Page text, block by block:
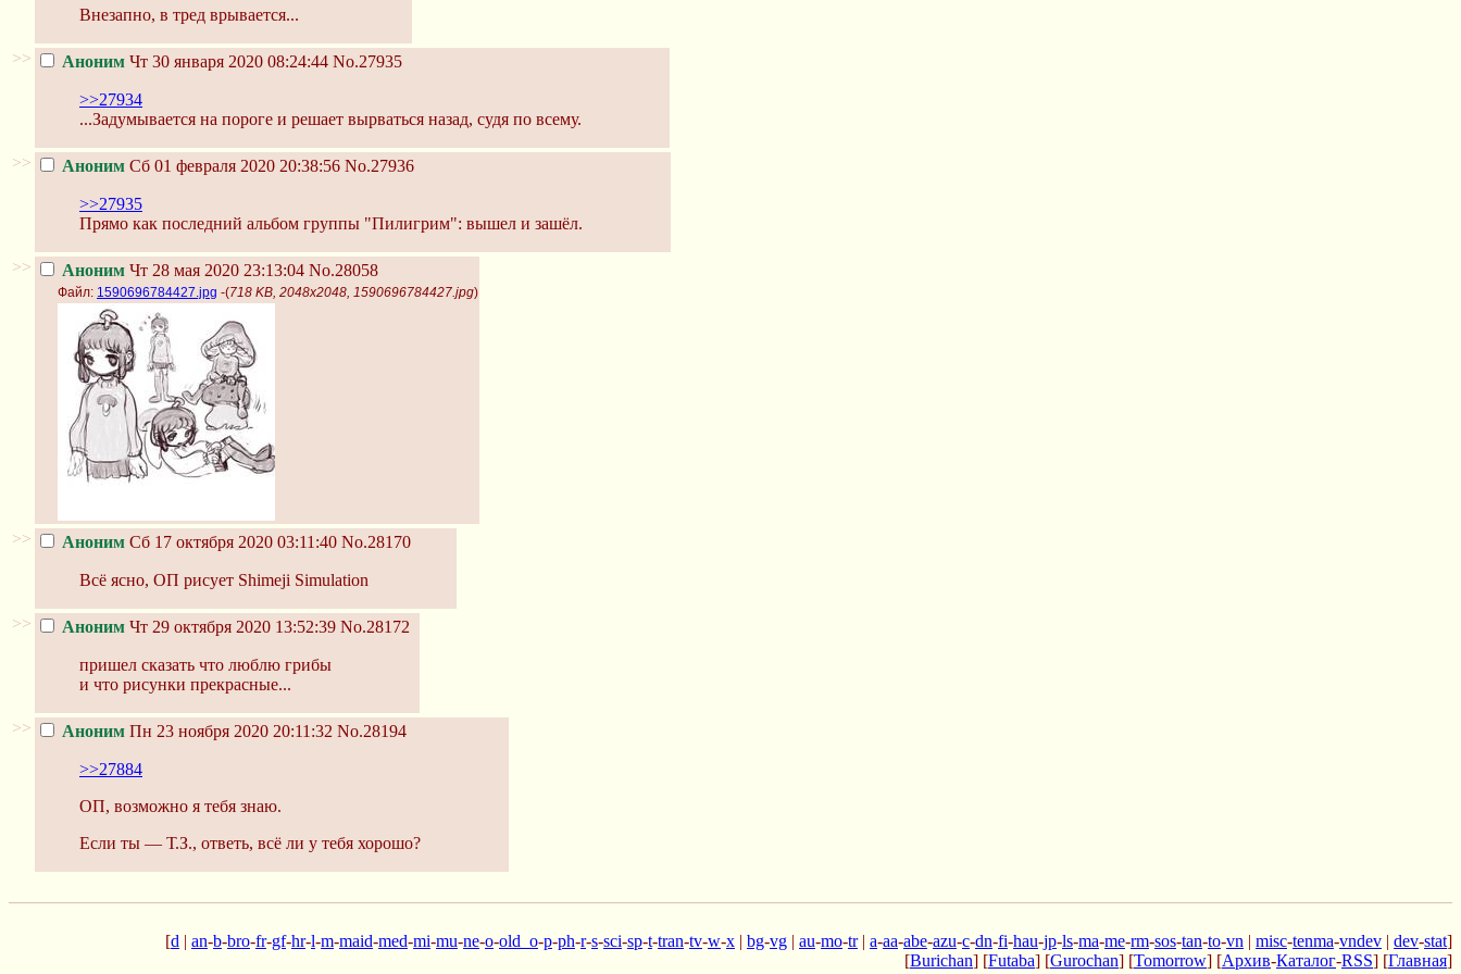
Внезапно, в тред врывается...
>> Аноним Чт 30 января 2020 08:24:44 No.27935
>>27934
...Задумывается на пороге и решает вырваться назад, судя по всему.
>> Аноним Сб 01 февраля 2020 20:38:56 No.27936
>>27935
Прямо как последний альбом группы "Пилигрим": вышел и зашёл.
>> Аноним Чт 28 мая 2020 23:13:04 No.28058
Файл: 1590696784427.jpg -(718 KB, 2048x2048, 1590696784427.jpg)
>> Аноним Сб 17 октября 2020 03:11:40 No.28170
Всё ясно, ОП рисует Shimeji Simulation
>> Аноним Чт 29 октября 2020 13:52:39 No.28172
пришел сказать что люблю грибы
и что рисунки прекрасные...
>> Аноним Пн 23 ноября 2020 20:11:32 No.28194
>>27884
ОП, возможно я тебя знаю.
Если ты — Т.З., ответь, всё ли у тебя хорошо?
[d | an-b-bro-fr-gf-hr-l-m-maid-med-mi-mu-ne-o-old_o-p-ph-r-s-sci-sp-t-tran-tv-w-x | bg-vg | au-mo-tr| a-aa-abe-azu-c-dn-fi-hau-jp-ls-ma-me-rm-sos-tan-to-vn | misc-tenma-vndev | dev-stat]
[Burichan] [Futaba] [Gurochan] [Tomorrow] [Архив-Каталог-RSS] [Главная]